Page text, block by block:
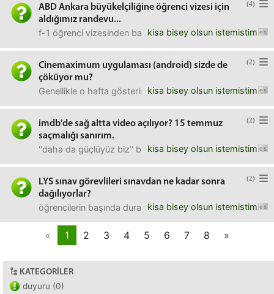
(4)
ABD Ankara büyükelçiliğine öğrenci vizesi için
aldığımız randevu...
kisa bisey olsun istemistim
f-1 öğrenci vizesinden bahsediyorum.elçilik sitesinden
(2)
Cinemaximum uygulaması (android) sizde de
çöküyor mu?
kisa bisey olsun istemistim
Genellikle o hafta gösterimde ağır top ya da çok ilgi
(2)
imdb'de sağ altta video açılıyor? 15 temmuz
saçmalığı sanırım.
kisa bisey olsun istemistim
''daha da güçlüyüz biz'' başlıklı boğaz köprüsü
(2)
LYS sınav görevlileri sınavdan ne kadar sonra
dağılıyorlar?
kisa bisey olsun istemistim
öğrencilerin başında duran salon görevlisi mesela.
« 1 2 3 4 5 6 7 8 »
KATEGORILER
duyuru (0)